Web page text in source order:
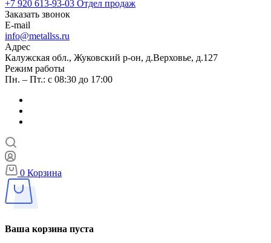
+7 920 613-93-03 Отдел продаж
Заказать звонок
E-mail
info@metallss.ru
Адрес
Калужская обл., Жуковский р-он, д.Верховье, д.127
Режим работы
Пн. – Пт.: с 08:30 до 17:00
0 Корзина
Ваша корзина пуста